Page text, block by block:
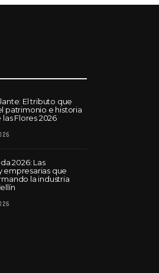
El tributo que
patrimonio e historia
Flores 2026
2026: Las
empresarias que
la industria